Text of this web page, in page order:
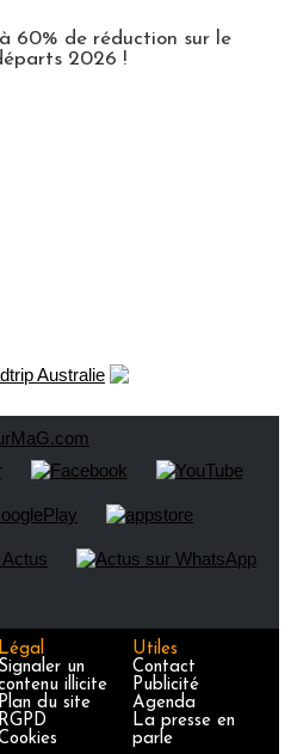
60% de réduction sur le
2026 !
Légal
Signaler un
illicite
Plan du site
RGPD
Utiles
Contact
Publicité
Agenda
La presse en
parle